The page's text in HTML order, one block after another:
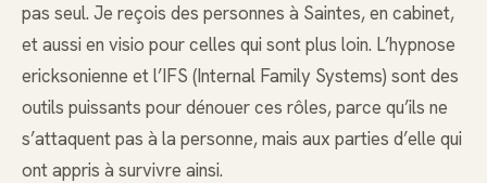
pas seul. Je reçois des personnes à Saintes, en cabinet,
et aussi en visio pour celles qui sont plus loin. L’hypnose
ericksonienne et l’IFS (Internal Family Systems) sont des
outils puissants pour dénouer ces rôles, parce qu’ils ne
s’attaquent pas à la personne, mais aux parties d’elle qui
ont appris à survivre ainsi.